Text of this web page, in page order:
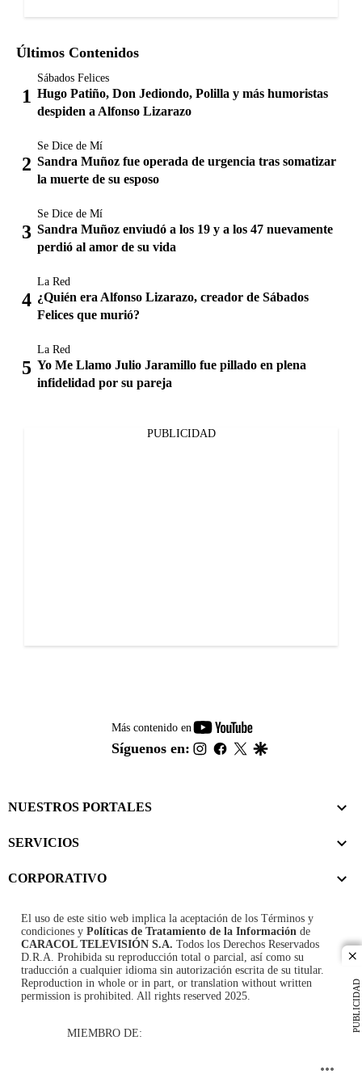
PUBLICIDAD
Últimos Contenidos
Sábados Felices
Hugo Patiño, Don Jediondo, Polilla y más humoristas
despiden a Alfonso Lizarazo
Se Dice de Mí
Sandra Muñoz fue operada de urgencia tras somatizar
la muerte de su esposo
Se Dice de Mí
Sandra Muñoz enviudó a los 19 y a los 47 nuevamente
perdió al amor de su vida
La Red
¿Quién era Alfonso Lizarazo, creador de Sábados
Felices que murió?
La Red
Yo Me Llamo Julio Jaramillo fue pillado en plena
infidelidad por su pareja
PUBLICIDAD
Más contenido en
youtube-
footer
Síguenos en: instagram
facebook
twitter
NUESTROS PORTALES
SERVICIOS
CORPORATIVO
El uso de este sitio web implica la aceptación de los Términos y
condiciones y Políticas de Tratamiento de la Información de
CARACOL TELEVISIÓN S.A. Todos los Derechos Reservados
D.R.A. Prohibida su reproducción total o parcial, así como su
traducción a cualquier idioma sin autorización escrita de su titular.
Reproduction in whole or in part, or translation without written
permission is prohibited. All rights reserved 2025.
MIEMBRO DE: